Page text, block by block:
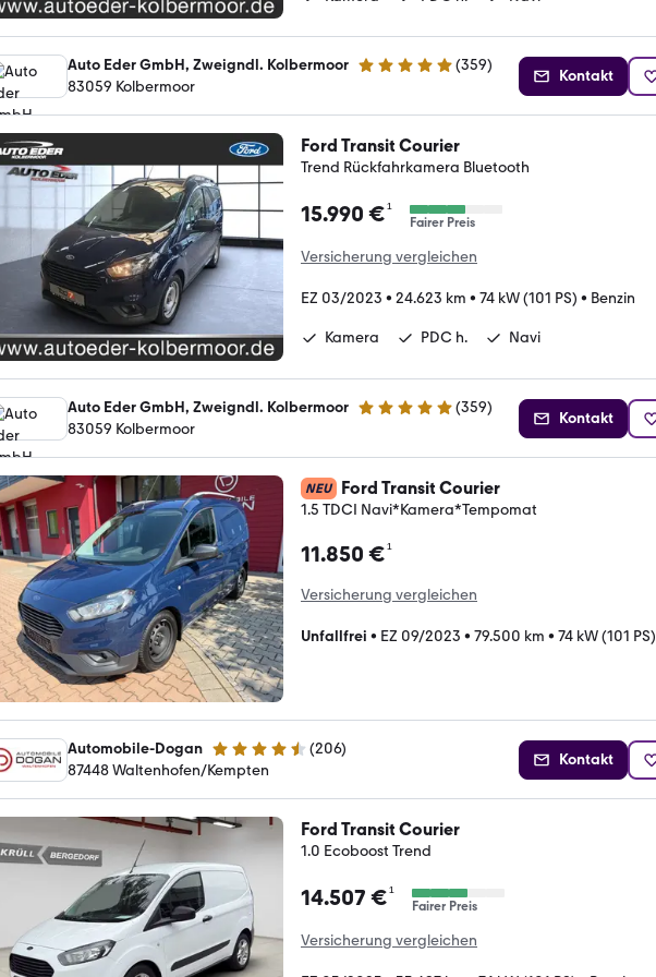
Auto Eder GmbH, Zweigndl. Kolbermoor 4.8 Sterne (359)
83059 Kolbermoor
Kontakt
Ford Transit Courier
Trend Rückfahrkamera Bluetooth
15.990 €¹
Fairer Preis
Versicherung vergleichen
EZ 03/2023 • 24.623 km • 74 kW (101 PS) • Benzin
Kamera PDC h. Navi
Auto Eder GmbH, Zweigndl. Kolbermoor 4.8 Sterne (359)
83059 Kolbermoor
Kontakt
NEU Ford Transit Courier
1.5 TDCI Navi*Kamera*Tempomat
11.850 €¹
Versicherung vergleichen
Unfallfrei • EZ 09/2023 • 79.500 km • 74 kW (101 PS)
Automobile-Dogan 4.6 Sterne (206)
87448 Waltenhofen/Kempten
Kontakt
Ford Transit Courier
1.0 Ecoboost Trend
14.507 €¹
Fairer Preis
Versicherung vergleichen